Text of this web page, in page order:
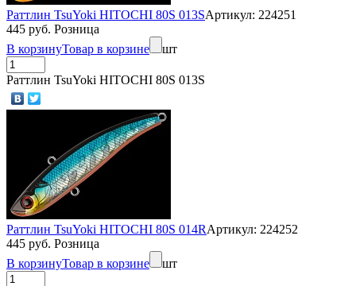
Раттлин TsuYoki HITOCHI 80S 013SАртикул: 224251
445 руб. Розница
В корзинуТовар в корзине шт
Раттлин TsuYoki HITOCHI 80S 013S
Раттлин TsuYoki HITOCHI 80S 014RАртикул: 224252
445 руб. Розница
В корзинуТовар в корзине шт